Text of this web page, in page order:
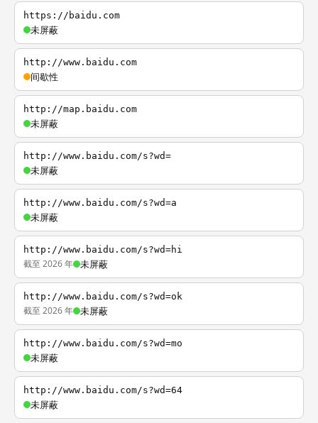
https://baidu.com
未屏蔽
http://www.baidu.com
间歇性
http://map.baidu.com
未屏蔽
http://www.baidu.com/s?wd=
未屏蔽
http://www.baidu.com/s?wd=a
未屏蔽
http://www.baidu.com/s?wd=hi
截至 2026 年 未屏蔽
http://www.baidu.com/s?wd=ok
截至 2026 年 未屏蔽
http://www.baidu.com/s?wd=mo
未屏蔽
http://www.baidu.com/s?wd=64
未屏蔽